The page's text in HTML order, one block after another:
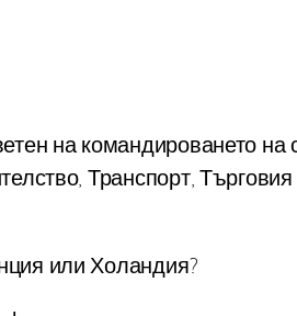
на командироването
Транспорт,
или Холандия?